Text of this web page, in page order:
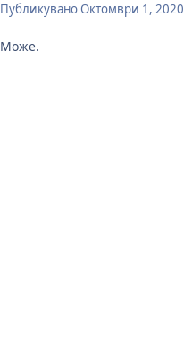
ПубликуваноОктомври 1, 2020
Може.